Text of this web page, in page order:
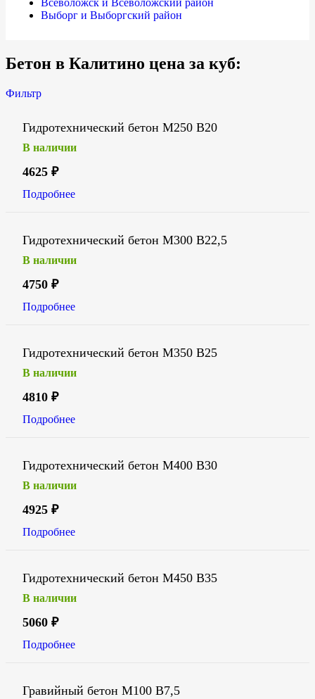
Всеволожск и Всеволожский район
Выборг и Выборгский район
Бетон в Калитино цена за куб:
Фильтр
Гидротехнический бетон М250 В20
В наличии
4625 ₽
Подробнее
Гидротехнический бетон М300 В22,5
В наличии
4750 ₽
Подробнее
Гидротехнический бетон М350 В25
В наличии
4810 ₽
Подробнее
Гидротехнический бетон М400 В30
В наличии
4925 ₽
Подробнее
Гидротехнический бетон М450 В35
В наличии
5060 ₽
Подробнее
Гравийный бетон М100 В7,5